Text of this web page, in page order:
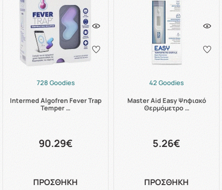
728 Goodies
Intermed Algofren Fever Trap
Temper …
90.29€
ΠΡΟΣΘΗΚΗ
42 Goodies
Master Aid Easy Ψηφιακό
Θερμόμετρο …
5.26€
ΠΡΟΣΘΗΚΗ